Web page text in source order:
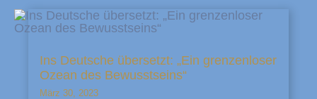
Ins Deutsche übersetzt: „Ein grenzenloser
Ozean des Bewusstseins“
März 30, 2023